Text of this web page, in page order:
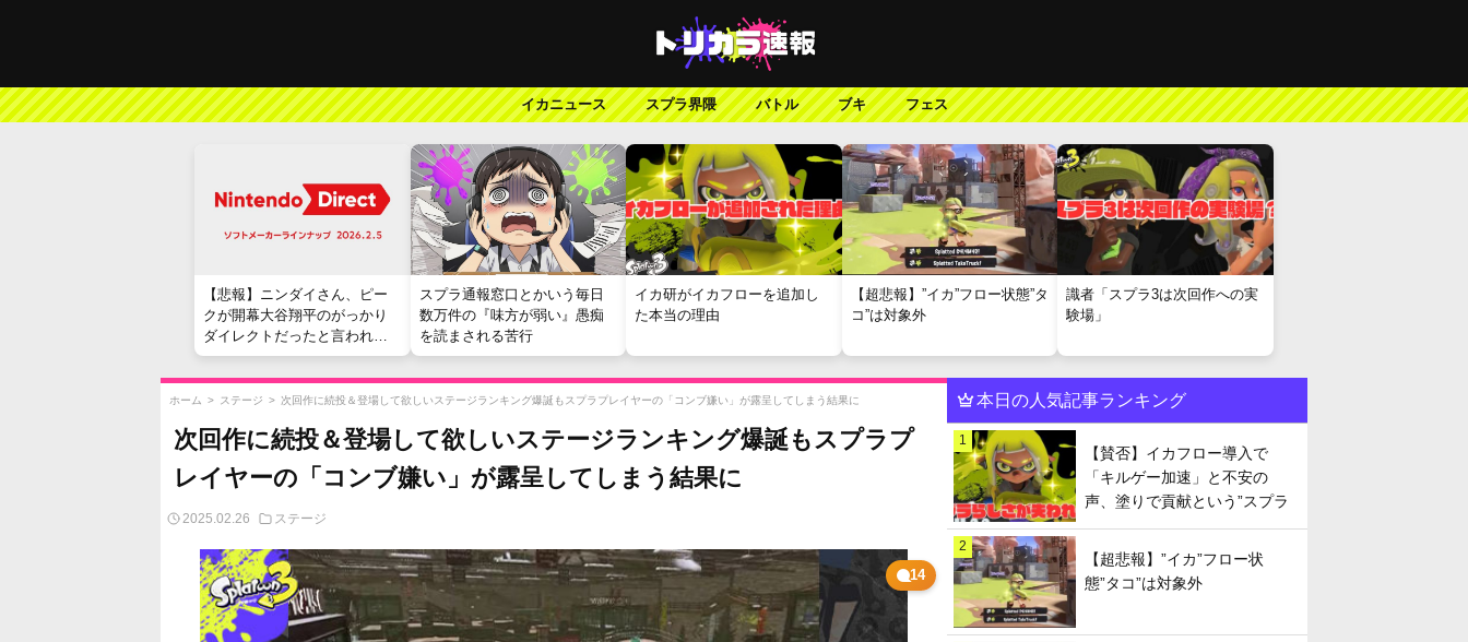
イカニュース スプラ界隈 バトル ブキ フェス
【悲報】ニンダイさん、ピー
クが開幕大谷翔平のがっかり
ダイレクトだったと言われて
しまう
スプラ通報窓口とかいう毎日
数万件の『味方が弱い』愚痴
を読まされる苦行
イカ研がイカフローを追加し
た本当の理由
【超悲報】”イカ”フロー状態”タ
コ”は対象外
識者「スプラ3は次回作への実
験場」
ホーム > ステージ > 次回作に続投＆登場して欲しいステージランキング爆誕もスプラプレイヤーの「コンブ嫌い」が露呈してしまう結果に
次回作に続投＆登場して欲しいステージランキング爆誕もスプラプ
レイヤーの「コンブ嫌い」が露呈してしまう結果に
2025.02.26 ステージ
14
本日の人気記事ランキング
1
【賛否】イカフロー導入で
「キルゲー加速」と不安の
声、塗りで貢献という”スプラ
らしさ”は失われてしまうのか
2
【超悲報】”イカ”フロー状
態”タコ”は対象外